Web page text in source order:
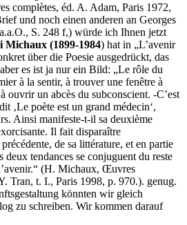
complètes, éd. A. Adam, Paris 1972,
und noch einen anderen an Georges
S. 248 f,) würde ich Ihnen jetzt
Michaux (1899-1984) hat in „L’avenir
über die Poesie ausgedrückt, das
es ist ja nur ein Bild: „Le rôle du
à la sentir, à trouver une fenêtre à
ouvrir un abcès du subconscient. -C’est
‚Le poète est un grand médecin‘,
Ainsi manifeste-t-il sa deuxième
Il fait disparaître
de sa littérature, et en partie
deux tendances se conjuguent du reste
(H. Michaux, Œuvres
Tran, t. I., Paris 1998, p. 970.). genug.
könnten wir gleich
zu schreiben. Wir kommen darauf